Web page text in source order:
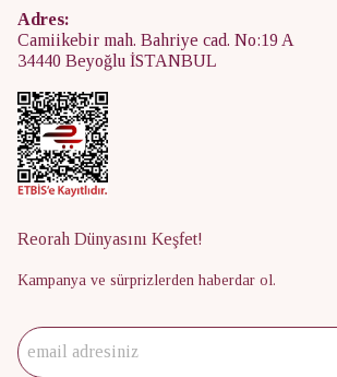
Adres:
Camiikebir mah. Bahriye cad. No:19 A
34440 Beyoğlu İSTANBUL
Reorah Dünyasını Keşfet!
Kampanya ve sürprizlerden haberdar ol.